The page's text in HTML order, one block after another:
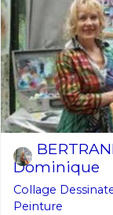
Dominique
Collage
Peinture